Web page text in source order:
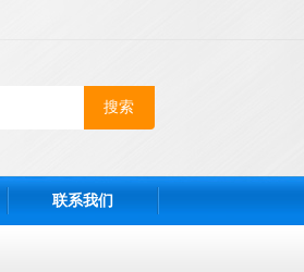
联系我们